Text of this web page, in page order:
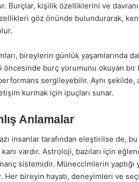
Burçlar, kişilik özelliklerini ve
göz önünde bulundurarak,
bireylerin günlük yaşamlarında
öncesinde burç yorumunu okuyan
sergileyebilir. Aynı şekilde,
kurmak için ipuçları sunar.
Anlamalar
insanlar tarafından eleştirilse de,
vardır. Astroloji, bazıları için
sistemidir. Müneccimlerin
Her bireyin hayatı, deneyimleri ve